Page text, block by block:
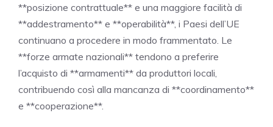
**posizione contrattuale** e una maggiore facilità di
**addestramento** e **operabilità**, i Paesi dell’UE
continuano a procedere in modo frammentato. Le
**forze armate nazionali** tendono a preferire
l’acquisto di **armamenti** da produttori locali,
contribuendo così alla mancanza di **coordinamento**
e **cooperazione**.